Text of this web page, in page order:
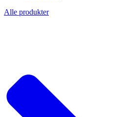
Alle produkter